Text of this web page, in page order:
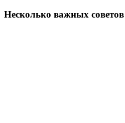
Несколько важных советов